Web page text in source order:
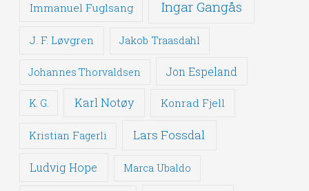
Immanuel Fuglsang Ingar Gangås
J. F. Løvgren Jakob Traasdahl
Johannes Thorvaldsen Jon Espeland
K. G. Karl Notøy Konrad Fjell
Kristian Fagerli Lars Fossdal
Ludvig Hope Marca Ubaldo